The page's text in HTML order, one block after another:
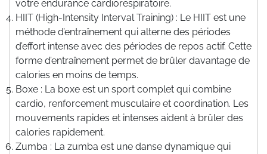
votre endurance cardiorespiratoire.
HIIT (High-Intensity Interval Training) : Le HIIT est une
méthode d’entraînement qui alterne des périodes
d’effort intense avec des périodes de repos actif. Cette
forme d’entraînement permet de brûler davantage de
calories en moins de temps.
Boxe : La boxe est un sport complet qui combine
cardio, renforcement musculaire et coordination. Les
mouvements rapides et intenses aident à brûler des
calories rapidement.
Zumba : La zumba est une danse dynamique qui